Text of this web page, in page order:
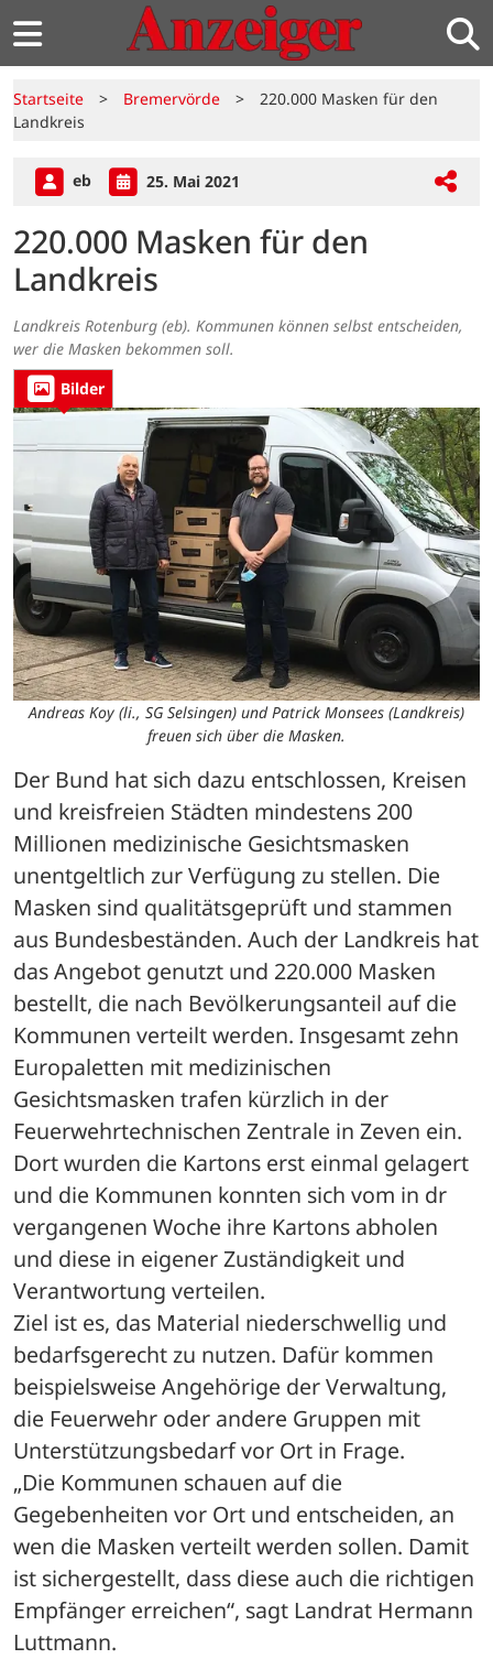
Startseite > Bremervörde >
220.000 Masken für den
Landkreis
eb 25. Mai 2021
220.000 Masken für den
Landkreis
Landkreis Rotenburg (eb). Kommunen können selbst entscheiden,
wer die Masken bekommen soll.
Bilder
Andreas Koy (li., SG Selsingen) und Patrick Monsees (Landkreis)
freuen sich über die Masken.
Der Bund hat sich dazu entschlossen, Kreisen
und kreisfreien Städten mindestens 200
Millionen medizinische Gesichtsmasken
unentgeltlich zur Verfügung zu stellen. Die
Masken sind qualitätsgeprüft und stammen
aus Bundesbeständen. Auch der Landkreis hat
das Angebot genutzt und 220.000 Masken
bestellt, die nach Bevölkerungsanteil auf die
Kommunen verteilt werden. Insgesamt zehn
Europaletten mit medizinischen
Gesichtsmasken trafen kürzlich in der
Feuerwehrtechnischen Zentrale in Zeven ein.
Dort wurden die Kartons erst einmal gelagert
und die Kommunen konnten sich vom in dr
vergangenen Woche ihre Kartons abholen
und diese in eigener Zuständigkeit und
Verantwortung verteilen.
Ziel ist es, das Material niederschwellig und
bedarfsgerecht zu nutzen. Dafür kommen
beispielsweise Angehörige der Verwaltung,
die Feuerwehr oder andere Gruppen mit
Unterstützungsbedarf vor Ort in Frage.
„Die Kommunen schauen auf die
Gegebenheiten vor Ort und entscheiden, an
wen die Masken verteilt werden sollen. Damit
ist sichergestellt, dass diese auch die richtigen
Empfänger erreichen“, sagt Landrat Hermann
Luttmann.